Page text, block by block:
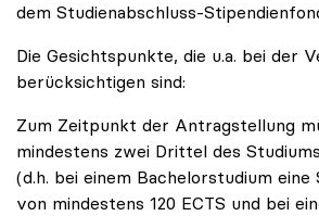
dem Studienabschluss-
Die Gesichtspunkte, die u.a. bei der
berücksichtigen sind:
Zum Zeitpunkt der Antragstellung
mindestens zwei Drittel des
(d.h. bei einem Bachelorstudium eine
von mindestens 120 ECTS und bei